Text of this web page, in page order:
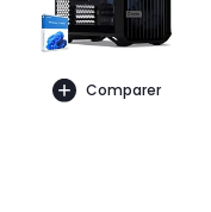
Comparer